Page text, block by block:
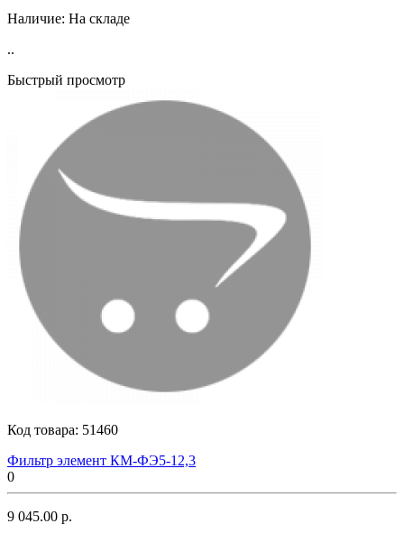
Наличие: На складе
..
Быстрый просмотр
Код товара: 51460
Фильтр элемент КМ-ФЭ5-12,3
0
9 045.00 р.